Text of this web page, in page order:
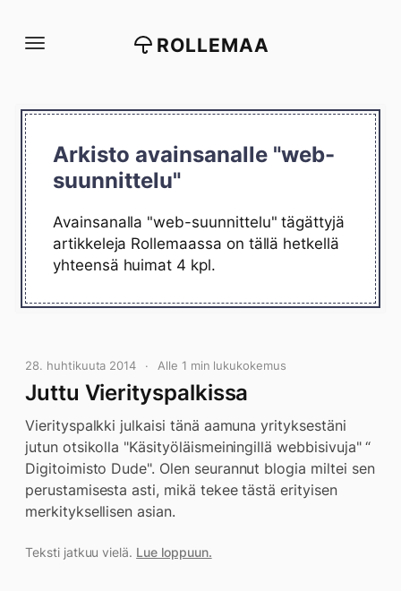
suoraan
ROLLEMAA
Arkisto avainsanalle "web-
suunnittelu"
Avainsanalla "web-suunnittelu" tägättyjä
artikkeleja Rollemaassa on tällä hetkellä
yhteensä huimat 4 kpl.
28. huhtikuuta 2014 Alle 1 min lukukokemus
Juttu Vierityspalkissa
Vierityspalkki julkaisi tänä aamuna yrityksestäni
jutun otsikolla "Käsityöläismeiningillä webbisivuja" “
Digitoimisto Dude". Olen seurannut blogia miltei sen
perustamisesta asti, mikä tekee tästä erityisen
merkityksellisen asian.
Teksti jatkuu vielä. Lue loppuun.